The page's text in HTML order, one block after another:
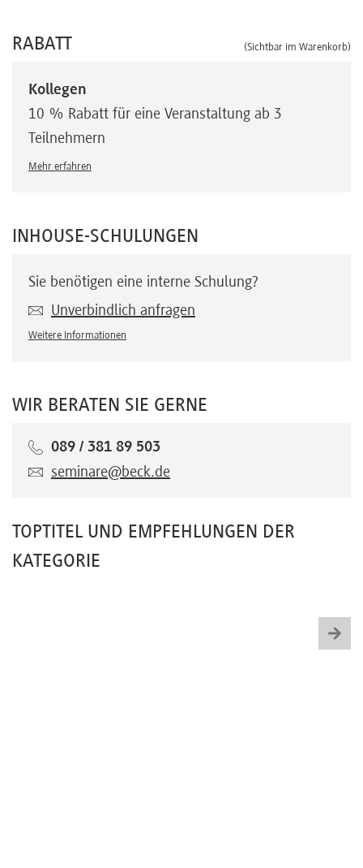
RABATT (Sichtbar im Warenkorb)
Kollegen
10 % Rabatt für eine Veranstaltung ab 3
Teilnehmern
Mehr erfahren
INHOUSE-SCHULUNGEN
Sie benötigen eine interne Schulung?
Unverbindlich anfragen
Weitere Informationen
WIR BERATEN SIE GERNE
089 / 381 89 503
seminare@beck.de
TOPTITEL UND EMPFEHLUNGEN DER
KATEGORIE